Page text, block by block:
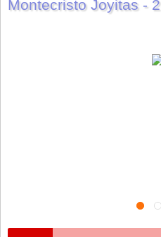
Montecristo Joyitas -